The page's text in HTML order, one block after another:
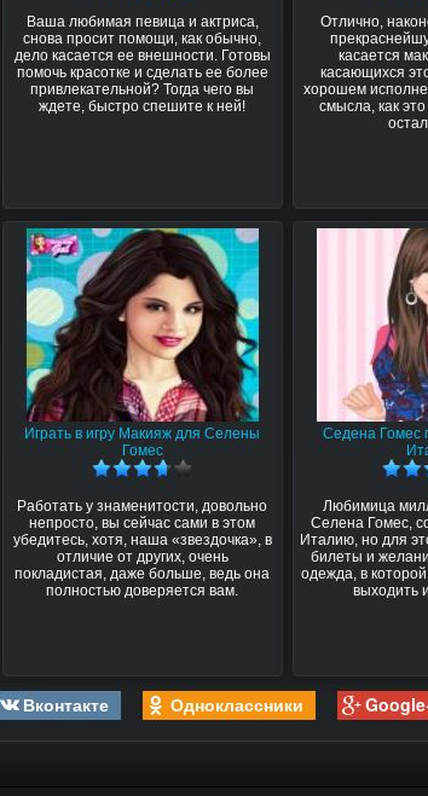
Ваша любимая певица и актриса,
снова просит помощи, как обычно,
дело касается ее внешности. Готовы
помочь красотке и сделать ее более
привлекательной? Тогда чего вы
ждете, быстро спешите к ней!
Отлично,
касается
касающихся
хорошем
смысла, как
Играть в игру Макияж для Селены
Гомес
Работать у знаменитости, довольно
непросто, вы сейчас сами в этом
убедитесь, хотя, наша «звездочка», в
отличие от других, очень
покладистая, даже больше, ведь она
полностью доверяется вам.
Седена Гомес
Любимица
Селена Гомес,
Италию, но для
билеты и
одежда, в
выходить
Вконтакте Одноклассники